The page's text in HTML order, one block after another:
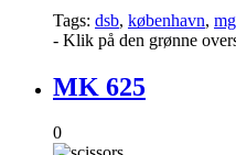
Tags: dsb, københavn,
- Klik på den grønne
MK 625
0